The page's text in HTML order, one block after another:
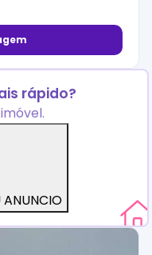
rápido?